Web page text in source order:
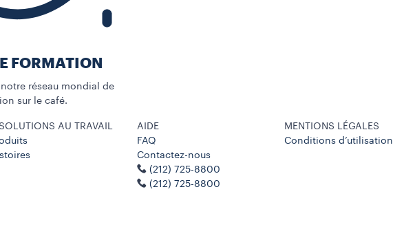
FORMATION
réseau mondial de
sur le café.
AU TRAVAIL
AIDE
FAQ
Contactez-nous
(212) 725-8800
(212) 725-8800
MENTIONS LÉGALES
Conditions d’utilisation